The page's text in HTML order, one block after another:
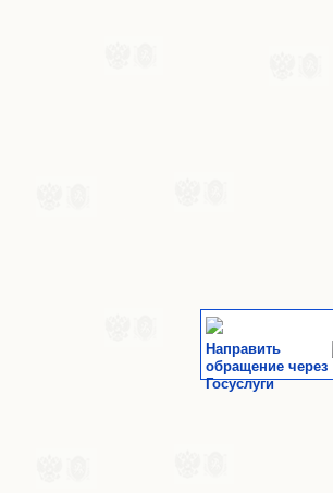
Направить
обращение через
Госуслуги